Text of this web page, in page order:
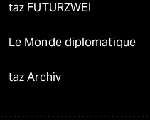
taz FUTURZWEI
Le Monde diplomatique
taz Archiv